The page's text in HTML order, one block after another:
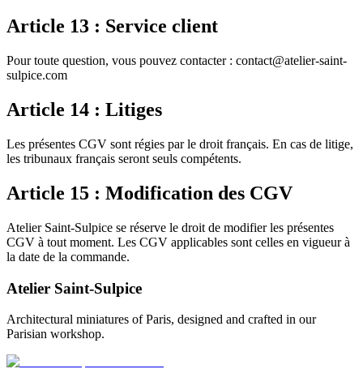
Article 13 : Service client
Pour toute question, vous pouvez contacter : contact@atelier-saint-
sulpice.com
Article 14 : Litiges
Les présentes CGV sont régies par le droit français. En cas de litige,
les tribunaux français seront seuls compétents.
Article 15 : Modification des CGV
Atelier Saint-Sulpice se réserve le droit de modifier les présentes
CGV à tout moment. Les CGV applicables sont celles en vigueur à
la date de la commande.
Atelier Saint-Sulpice
Architectural miniatures of Paris, designed and crafted in our
Parisian workshop.